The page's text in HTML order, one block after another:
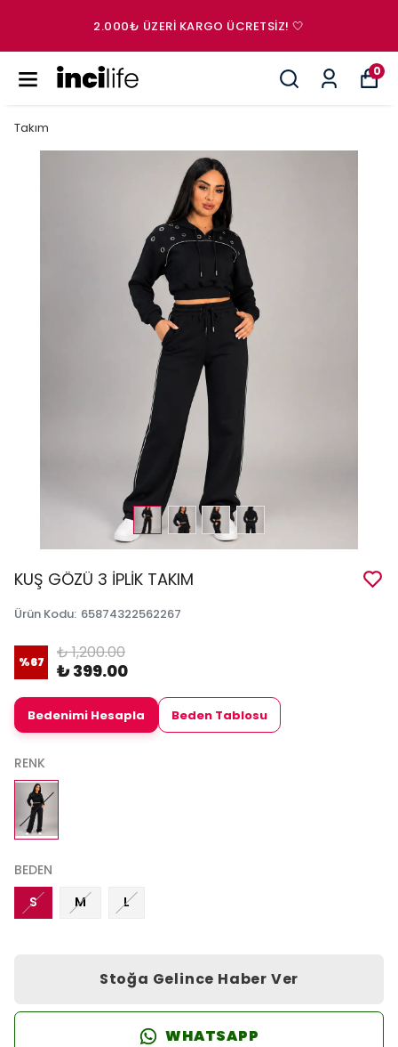
2.000₺ ÜZERI KARGO ÜCRETSIZ! 🤍
0
Takım
KUŞ GÖZÜ 3 İPLİK TAKIM
Ürün Kodu: 65874322562267
%67 ₺ 1,200.00
₺ 399.00
Bedenimi Hesapla Beden Tablosu
RENK
BEDEN
S
M L
Stoğa Gelince Haber Ver
WHATSAPP